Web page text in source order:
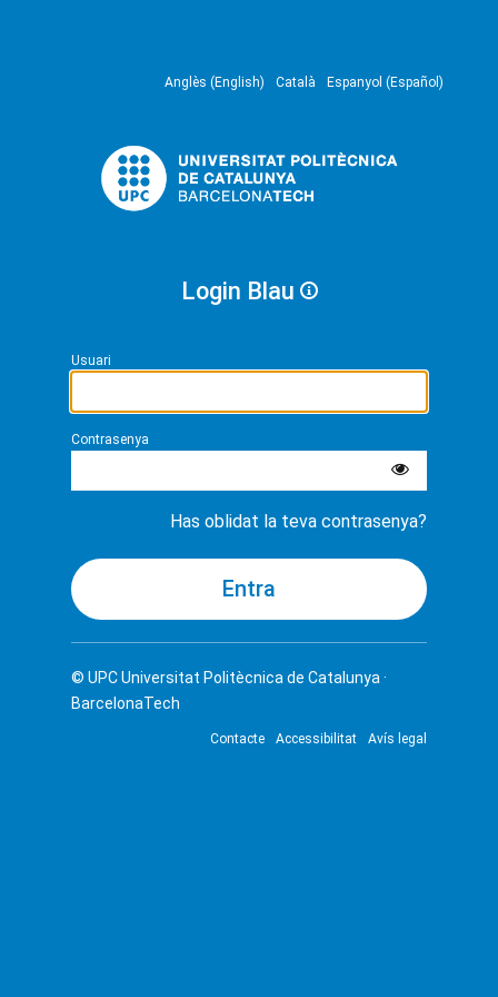
Anglès (English) Català Espanyol (Español)
Login Blau
Usuari
Contrasenya
Has oblidat la teva contrasenya?
© UPCUniversitat Politècnica de Catalunya ·
BarcelonaTech
Contacte Accessibilitat Avís legal